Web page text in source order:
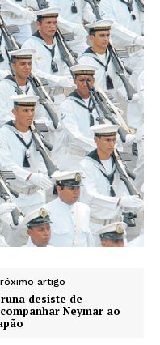
artigo
desiste de
Neymar ao